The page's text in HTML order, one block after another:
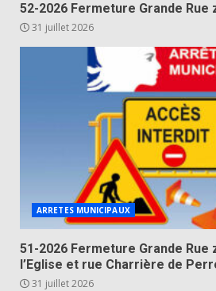
52-2026 Fermeture Grande Rue
31 juillet 2026
ARRETES MUNICIPAUX
51-2026 Fermeture Grande Rue
l’Eglise et rue Charrière de
31 juillet 2026